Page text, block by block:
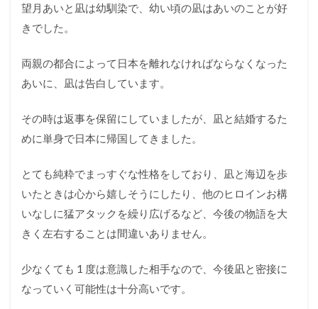
望月あいと凪は幼馴染で、幼い頃の凪はあいのことが好
きでした。
両親の都合によって日本を離れなければならなくなった
あいに、凪は告白しています。
その時は返事を保留にしていましたが、凪と結婚するた
めに単身で日本に帰国してきました。
とても純粋でまっすぐな性格をしており、凪と海辺を歩
いたときは心から嬉しそうにしたり、他のヒロインお構
いなしに猛アタックを繰り広げるなど、今後の物語を大
きく左右することは間違いありません。
少なくても 1 度は意識した相手なので、今後凪と密接に
なっていく可能性は十分高いです。